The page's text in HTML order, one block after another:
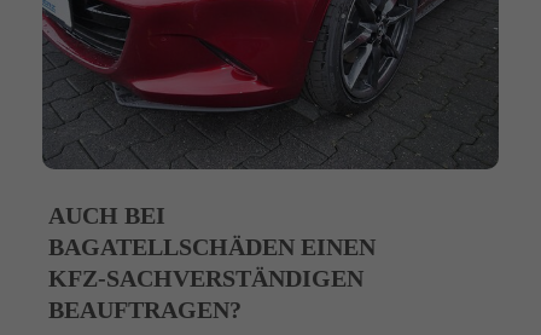
AUCH BEI
BAGATELLSCHÄDEN EINEN
KFZ-SACHVERSTÄNDIGEN
BEAUFTRAGEN?